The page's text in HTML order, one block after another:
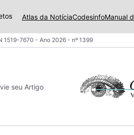
Atlas da NotíciaCodesinfoManual
1519-7670 - Ano 2026 - nº 1399
seu Artigo